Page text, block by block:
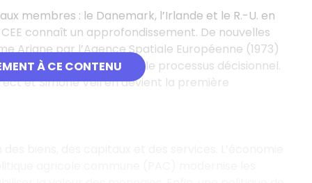
À CE CONTENU
membres : le Danemark, l’Irlande et le R.-U. en
CEE connaît un approfondissement. De nouvelles
par l’Agence Spatiale Européenne (1973)
est créé pour faciliter le processus décisionnel.
et Simone Veil en devient la première